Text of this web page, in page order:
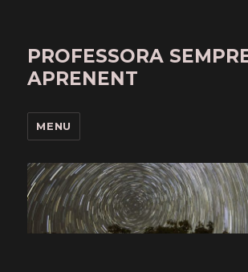
PROFESSORA
APRENENT
MENU